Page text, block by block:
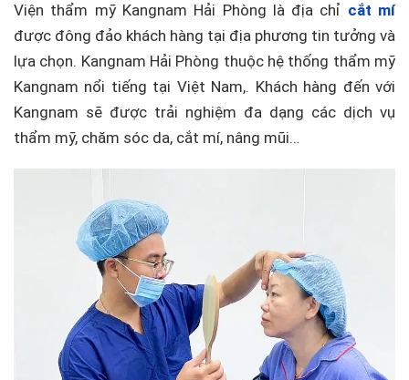
Viện thẩm mỹ Kangnam Hải Phòng là địa chỉ cắt mí
được đông đảo khách hàng tại địa phương tin tưởng và
lựa chọn. Kangnam Hải Phòng thuộc hệ thống thẩm mỹ
Kangnam nổi tiếng tại Việt Nam,. Khách hàng đến với
Kangnam sẽ được trải nghiệm đa dạng các dịch vụ
thẩm mỹ, chăm sóc da, cắt mí, nâng mũi…